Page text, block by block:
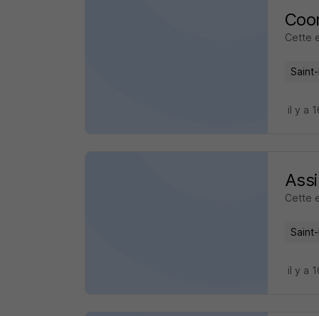
Cette
il y a
Cette
il y a